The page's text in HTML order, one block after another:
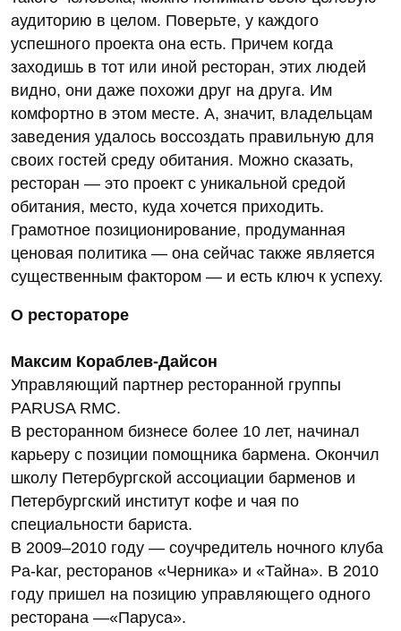
аудиторию в целом. Поверьте, у каждого
успешного проекта она есть. Причем когда
заходишь в тот или иной ресторан, этих людей
видно, они даже похожи друг на друга. Им
комфортно в этом месте. А, значит, владельцам
заведения удалось воссоздать правильную для
своих гостей среду обитания. Можно сказать,
ресторан — это проект с уникальной средой
обитания, место, куда хочется приходить.
Грамотное позиционирование, продуманная
ценовая политика — она сейчас также является
существенным фактором — и есть ключ к успеху.
О рестораторе
Максим Кораблев-Дайсон
Управляющий партнер ресторанной группы
PARUSA RMC.
В ресторанном бизнесе более 10 лет, начинал
карьеру с позиции помощника бармена. Окончил
школу Петербургской ассоциации барменов и
Петербургский институт кофе и чая по
специальности бариста.
В 2009–2010 году — соучредитель ночного клуба
Pa-kar, ресторанов «Черника» и «Тайна». В 2010
году пришел на позицию управляющего одного
ресторана —«Паруса».